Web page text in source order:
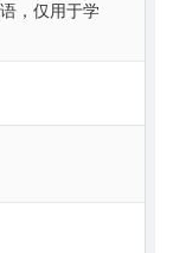
，仅用于学